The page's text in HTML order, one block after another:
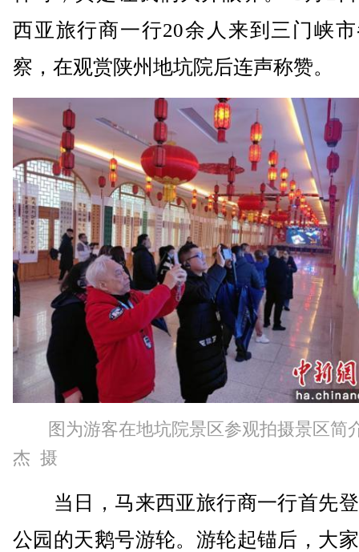
西亚旅行商一行20余人来到三门峡
察，在观赏陕州地坑院后连声称赞。
图为游客在地坑院景区参观拍摄景区简
杰 摄
当日，马来西亚旅行商一行首先
公园的天鹅号游轮。游轮起锚后，大